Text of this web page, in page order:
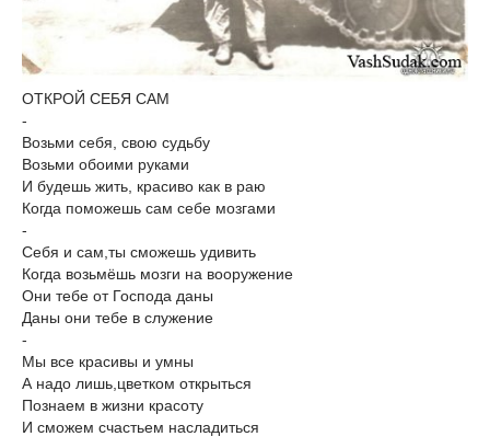
ОТКРОЙ СЕБЯ САМ
-
Возьми себя, свою судьбу
Возьми обоими руками
И будешь жить, красиво как в раю
Когда поможешь сам себе мозгами
-
Себя и сам,ты сможешь удивить
Когда возьмёшь мозги на вооружение
Они тебе от Господа даны
Даны они тебе в служение
-
Мы все красивы и умны
А надо лишь,цветком открыться
Познаем в жизни красоту
И сможем счастьем насладиться